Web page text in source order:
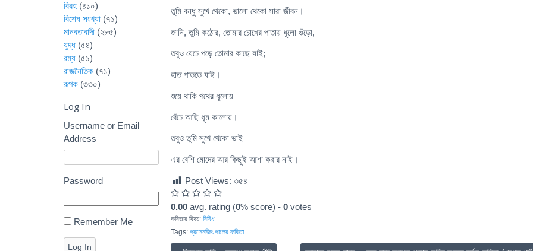
তুমি বন্ধু সুখে থেকো, ভালো থেকো সারা জীবন।
জানি, তুমি কঠোর, তোমার চোখের পাতায় ধূলো গুঁড়ো,
তবুও যেচে পড়ে তোমার কাছে যাই;
হাত পাততে যাই।
শুয়ে থাকি পথের ধূলোয়
বেঁচে আছি ধূম কালোয়।
তবুও তুমি সুখে থেকো ভাই
এর বেশি মোদের আর কিছুই আশা করার নাই।
Post Views: ৩৫৪
0.00 avg. rating (0% score) - 0 votes
কবিতার বিষয়: বিবিধ
Tags: প্রসেনজিৎ পালের কবিতা
বিরহ (৪১০)
বিশেষ সংখ্যা (৭১)
মানবতাবাদী (২৮৫)
যুদ্ধ (৫৪)
রম্য (৫১)
রাজনৈতিক (৭১)
রূপক (৩৩০)
Log In
Username or Email
Address
Password
Remember Me
Log In